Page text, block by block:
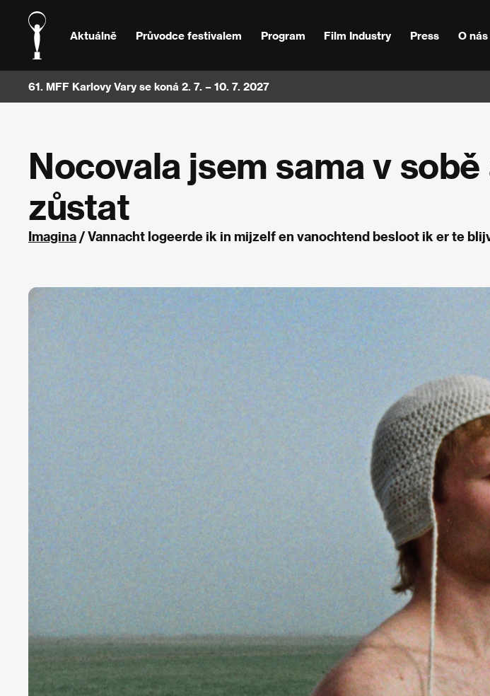
Aktuálně Průvodce festivalem Program Film Industry Press O nás
61. MFF Karlovy Vary se koná 2. 7. – 10. 7. 2027
Nocovala jsem sama v
zůstat
Imagina / Vannacht logeerde ik in mijzelf en vanochtend besloot ik er te